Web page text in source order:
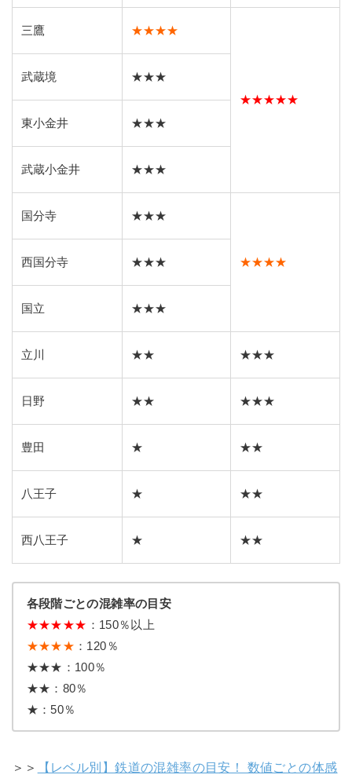
三鷹 ★★★★
★★★★★
武蔵境 ★★★
東小金井 ★★★
武蔵小金井 ★★★
国分寺 ★★★
★★★★
西国分寺 ★★★
国立 ★★★
立川 ★★ ★★★
日野 ★★ ★★★
豊田 ★ ★★
八王子 ★ ★★
西八王子 ★ ★★
各段階ごとの混雑率の目安
★★★★★ ：150％以上
★★★★ ：120％
★★★：100％
★★：80％
★：50％
＞＞ 【レベル別】鉄道の混雑率の目安！ 数値ごとの体感